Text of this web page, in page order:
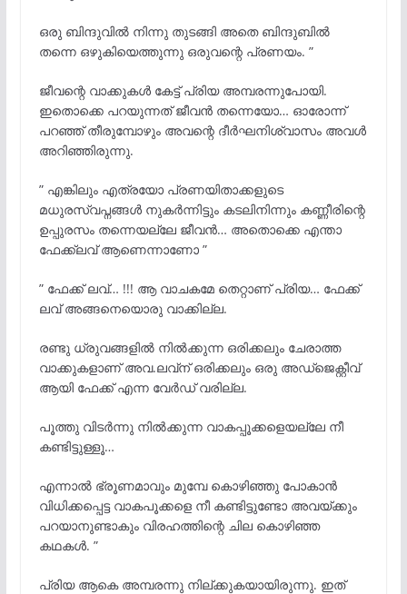
ഒരു ബിന്ദുവിൽ നിന്നു തുടങ്ങി അതെ ബിന്ദുബിൽ
തന്നെ ഒഴുകിയെത്തുന്നു ഒരുവന്റെ പ്രണയം. ”
ജീവന്റെ വാക്കുകൾ കേട്ട് പ്രിയ അമ്പരന്നുപോയി.
ഇതൊക്കെ പറയുന്നത് ജീവൻ തന്നെയോ… ഓരോന്ന്
പറഞ്ഞ് തീരുമ്പോഴും അവന്റെ ദീർഘനിശ്വാസം അവൾ
അറിഞ്ഞിരുന്നു.
” എങ്കിലും എത്രയോ പ്രണയിതാക്കളുടെ
മധുരസ്വപ്നങ്ങൾ നുകർന്നിട്ടും കടലിനിന്നും കണ്ണീരിന്റെ
ഉപ്പുരസം തന്നെയല്ലേ ജീവൻ… അതൊക്കെ എന്താ
ഫേക്ക്ലവ് ആണെന്നാണോ ”
” ഫേക്ക് ലവ്… !!! ആ വാചകമേ തെറ്റാണ് പ്രിയ… ഫേക്ക്
ലവ് അങ്ങനെയൊരു വാക്കില്ല.
രണ്ടു ധ്രുവങ്ങളിൽ നിൽക്കുന്ന ഒരിക്കലും ചേരാത്ത
വാക്കുകളാണ് അവ.ലവ്ന് ഒരിക്കലും ഒരു അഡ്ജെക്റ്റീവ്
ആയി ഫേക്ക് എന്ന വേർഡ് വരില്ല.
പൂത്തു വിടർന്നു നിൽക്കുന്ന വാകപ്പൂക്കളെയല്ലേ നീ
കണ്ടിട്ടുള്ളൂ…
എന്നാൽ ഭ്രൂണമാവും മുമ്പേ കൊഴിഞ്ഞു പോകാൻ
വിധിക്കപ്പെട്ട വാകപൂക്കളെ നീ കണ്ടിട്ടുണ്ടോ അവയ്ക്കും
പറയാനുണ്ടാകും വിരഹത്തിന്റെ ചില കൊഴിഞ്ഞ
കഥകൾ. ”
പ്രിയ ആകെ അമ്പരന്നു നില്ക്കുകയായിരുന്നു. ഇത്